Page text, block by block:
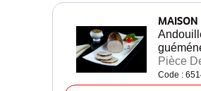
MAISON
Pièce
Code :